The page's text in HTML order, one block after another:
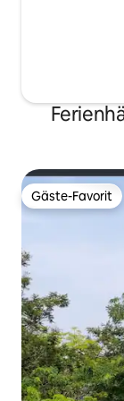
Gäste-Favorit
Gäste-Favorit